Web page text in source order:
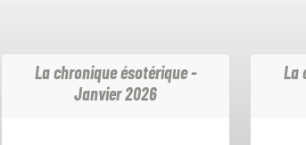
La chronique ésotérique -
Janvier 2026
La